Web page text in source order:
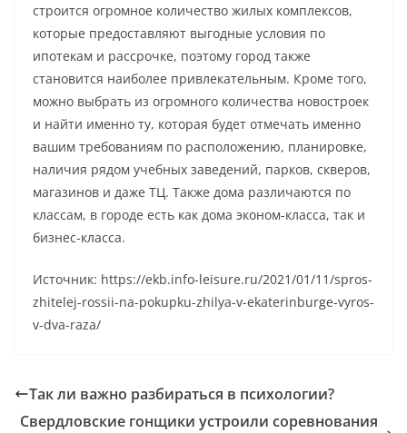
строится огромное количество жилых комплексов,
которые предоставляют выгодные условия по
ипотекам и рассрочке, поэтому город также
становится наиболее привлекательным. Кроме того,
можно выбрать из огромного количества новостроек
и найти именно ту, которая будет отмечать именно
вашим требованиям по расположению, планировке,
наличия рядом учебных заведений, парков, скверов,
магазинов и даже ТЦ. Также дома различаются по
классам, в городе есть как дома эконом-класса, так и
бизнес-класса.
Источник: https://ekb.info-leisure.ru/2021/01/11/spros-
zhitelej-rossii-na-pokupku-zhilya-v-ekaterinburge-vyros-
v-dva-raza/
Так ли важно разбираться в психологии?
Свердловские гонщики устроили соревнования